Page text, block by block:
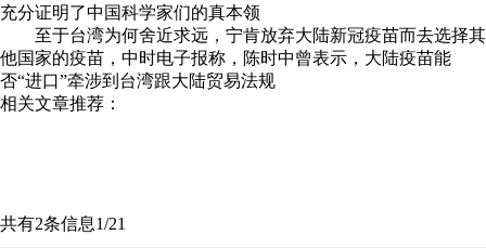
充分证明了中国科学家们的真本领
至于台湾为何舍近求远，宁肯放弃大陆新冠疫苗而去选择其
他国家的疫苗，中时电子报称，陈时中曾表示，大陆疫苗能
否“进口”牵涉到台湾跟大陆贸易法规
相关文章推荐：
共有2条信息1/21